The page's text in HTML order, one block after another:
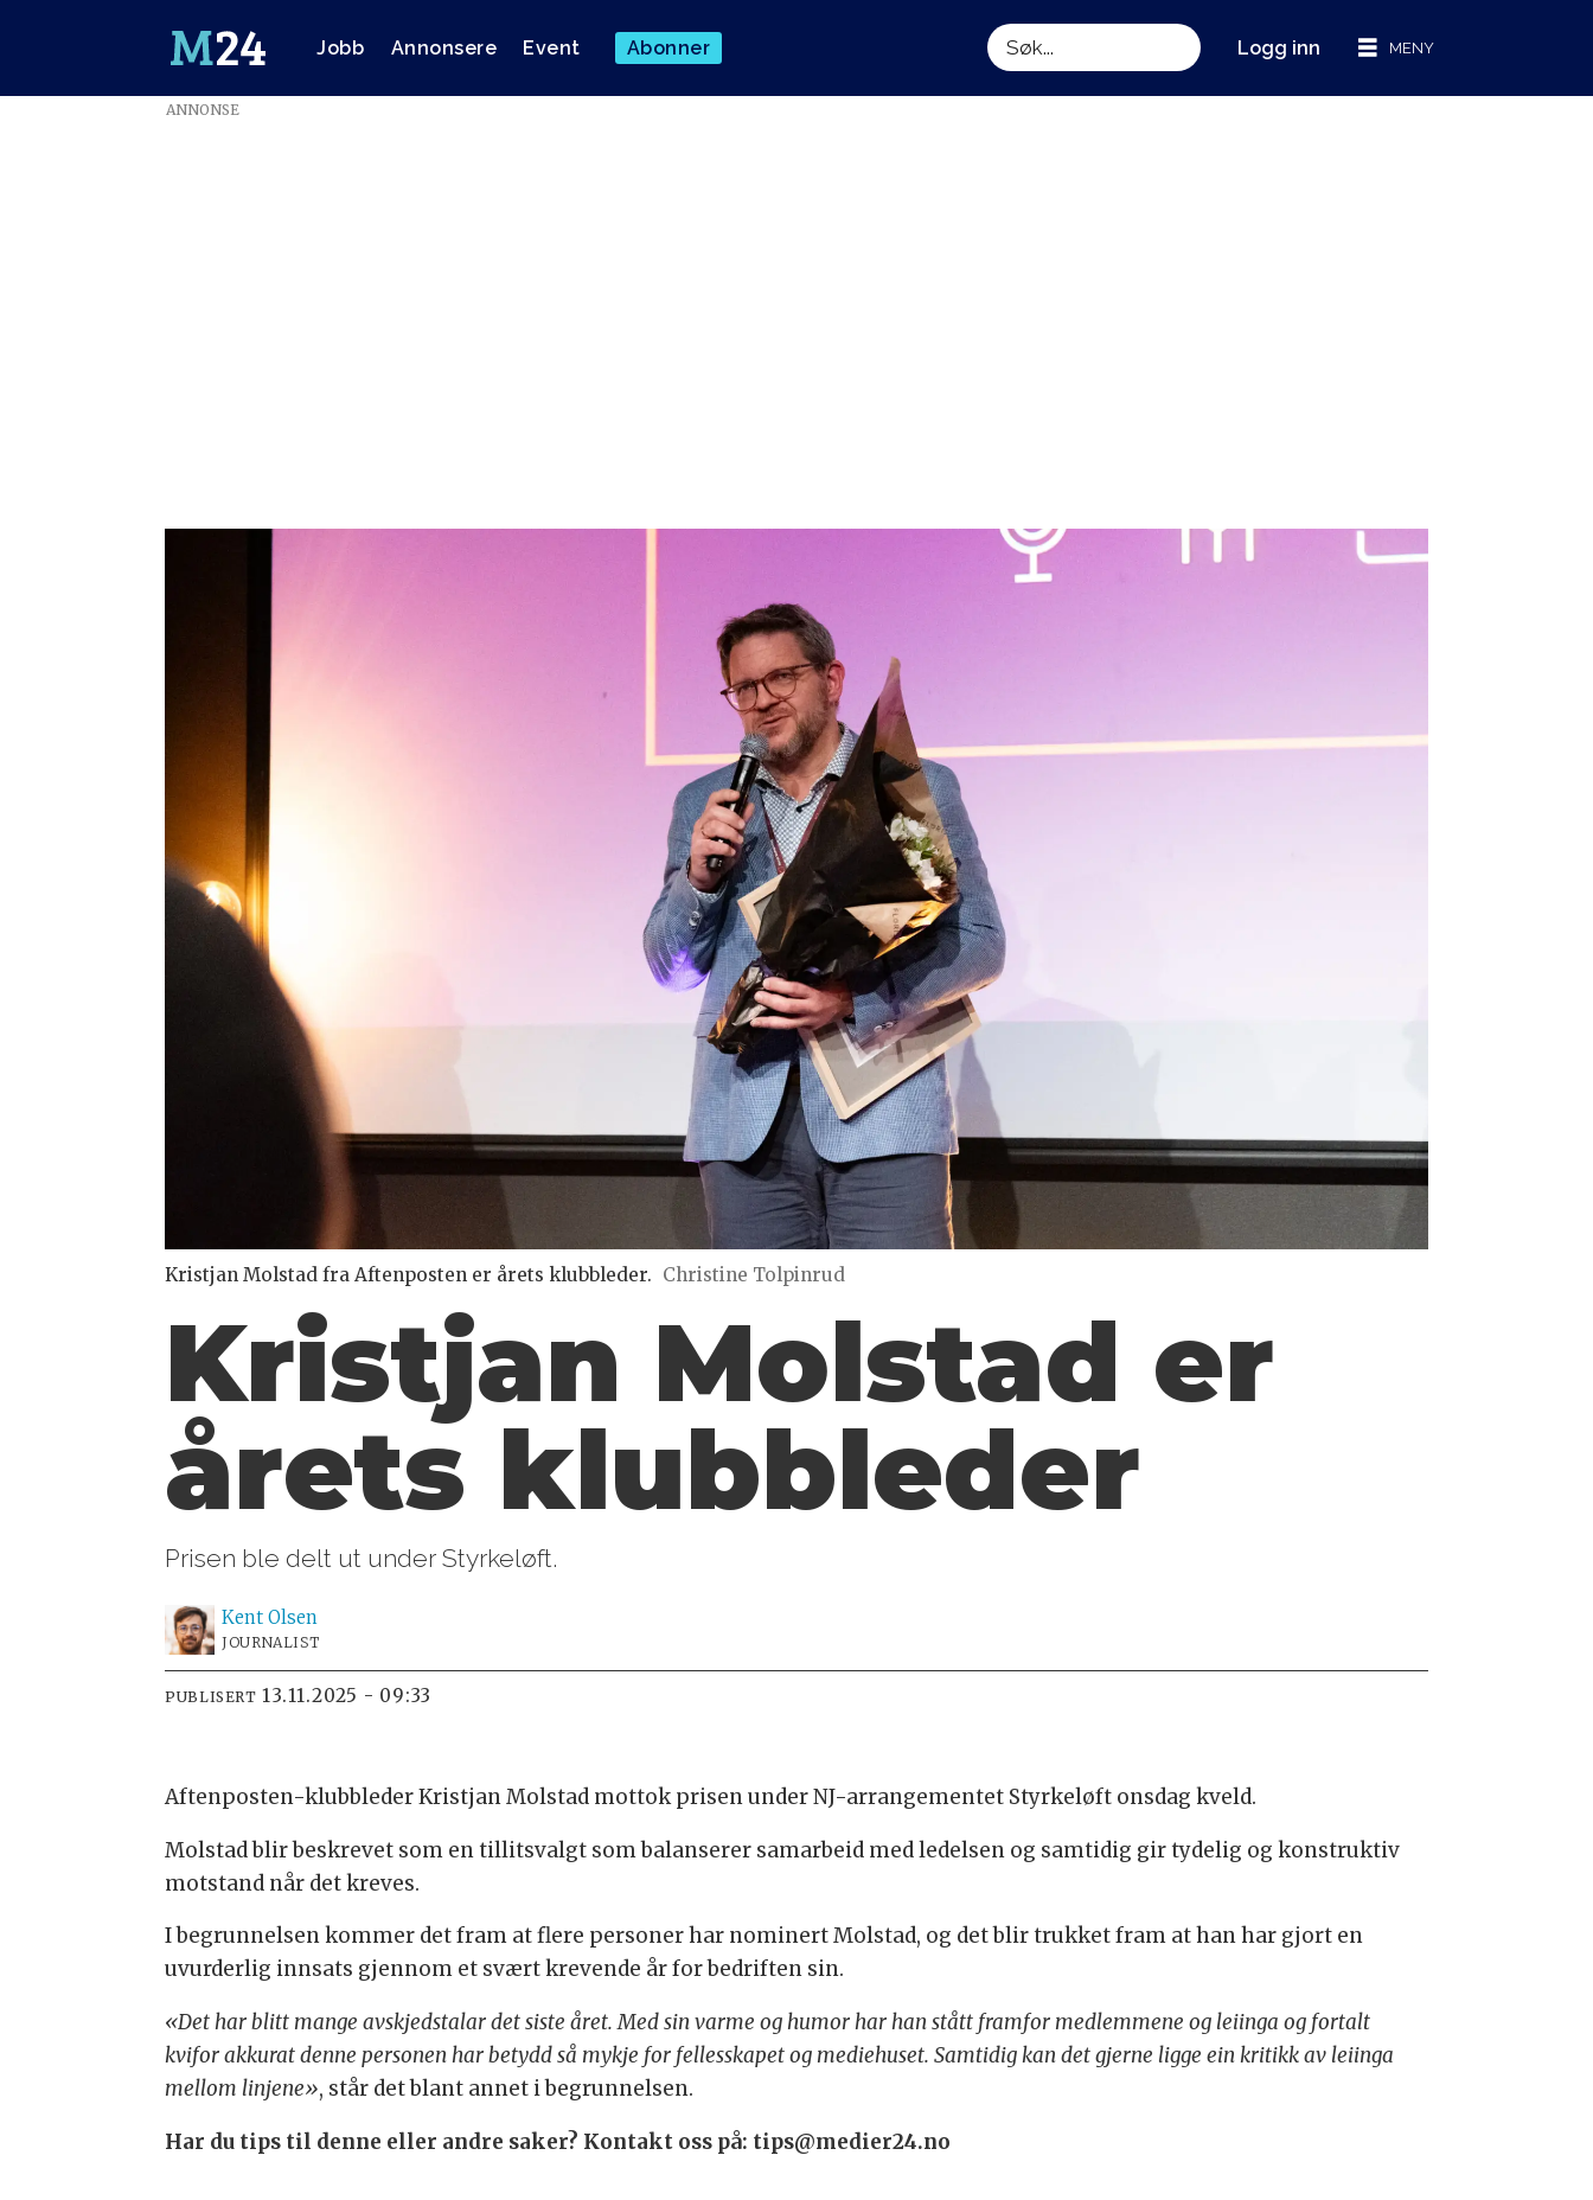
Jobb Annonsere Event Abonner
Søk
Logg inn
ANNONSE
Kristjan Molstad fra Aftenposten er årets klubbleder. Christine Tolpinrud
Kristjan Molstad er
årets klubbleder
Prisen ble delt ut under Styrkeløft.
Kent Olsen
JOURNALIST
PUBLISERT 13.11.2025 - 09:33
Aftenposten-klubbleder Kristjan Molstad mottok prisen under NJ-arrangementet Styrkeløft onsdag kveld.
Molstad blir beskrevet som en tillitsvalgt som balanserer samarbeid med ledelsen og samtidig gir tydelig og konstruktiv
motstand når det kreves.
I begrunnelsen kommer det fram at flere personer har nominert Molstad, og det blir trukket fram at han har gjort en
uvurderlig innsats gjennom et svært krevende år for bedriften sin.
«Det har blitt mange avskjedstalar det siste året. Med sin varme og humor har han stått framfor medlemmene og leiinga og fortalt
kvifor akkurat denne personen har betydd så mykje for fellesskapet og mediehuset. Samtidig kan det gjerne ligge ein kritikk av leiinga
mellom linjene», står det blant annet i begrunnelsen.
Har du tips til denne eller andre saker? Kontakt oss på: tips@medier24.no